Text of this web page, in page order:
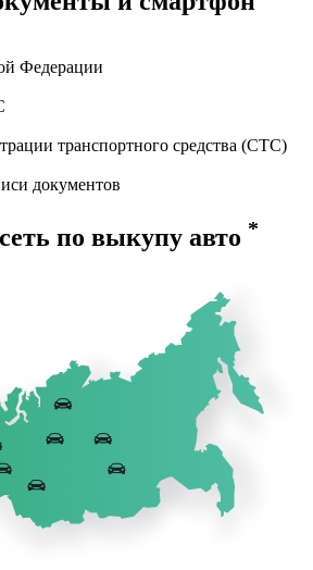
Федерации
транспортного средства (СТС)
документов
по выкупу авто *